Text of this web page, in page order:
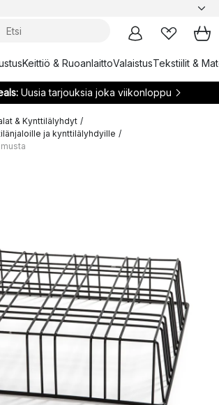
Keittiö & RuoanlaittoValaistusTekstiilit &
Uusia tarjouksia joka viikonloppu
& Kynttilälyhdyt /
ja kynttilälyhdyille /